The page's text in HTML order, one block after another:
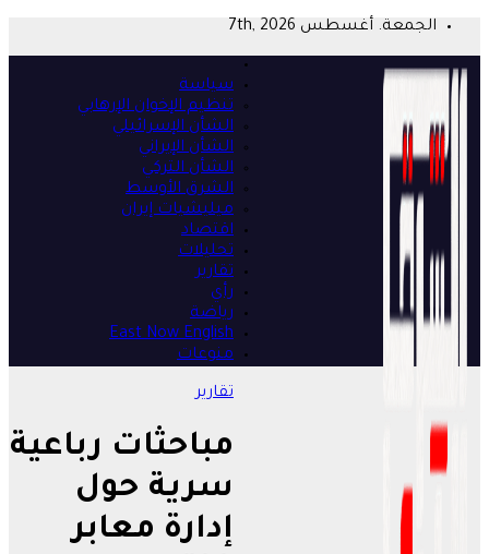
content
الجمعة. أغسطس 7th, 2026
سياسة
تنظيم الإخوان الإرهابي
الشأن الإسرائيلي
الشأن الإيراني
الشأن التركي
الشرق الأوسط
ميليشيات إيران
اقتصاد
تحليلات
تقارير
رأي
رياضة
East Now English
منوعات
تقارير
مباحثات رباعية
سرية حول
إدارة معابر